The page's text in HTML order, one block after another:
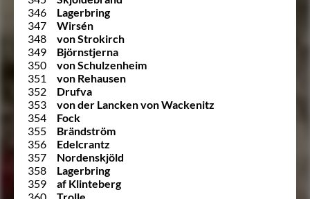
346
Lagerbring
347
Wirsén
348
von Strokirch
349
Björnstjerna
350
von Schulzenheim
351
von Rehausen
352
Drufva
353
von der Lancken von Wackenitz
354
Fock
355
Brändström
356
Edelcrantz
357
Nordenskjöld
358
Lagerbring
359
af Klinteberg